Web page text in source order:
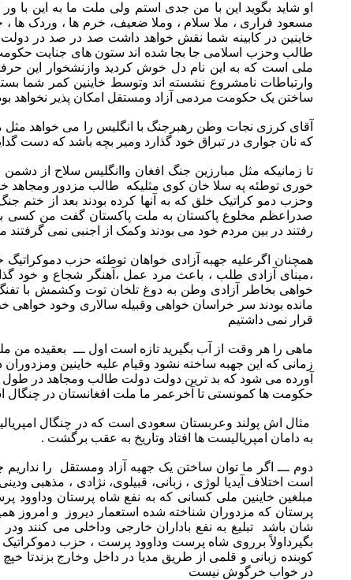
او شاید بگوید این با من جدی استم ولی ملت ما به این با
مسعود فراری ، ملا سلام ، وملا ضعیف، خرم ها ، وردک ها ،
خاینین در کابینه شما نقش خواهد داشت صد در صد در
طالب وحزب اسلامی جا بجا شده اند ستون های جنایت
ملی است که به این نام دل خوش کردید وازنشخوار این
وارتباطات نامشروع نشسته اند وتوسط خاینین کمر شما
ساختن یک حکومت مردمی آزاد ومستقل امکان پذیر نخواهد
آقای کرزی نجات وطن رهبرجنگ با انگلیس را می خواهد
که نان جواری در تبراق خود گذارد ومیر بچه باشد که دست
تا زمانیکه مثل مبارزین جنگ افغان واانگلیس سلاح از
خوری توطئه په سلا خان کوی مثلیکه طالب مزدور ومجاهد
وحزب دمو کراتیک خلق که به آنها کرده بودند بعد از
صدراعظم مخلوع پاکستان به ملت پاکستان گفت من کسی
رفتند در بین مردم خود می بودند وکمک از اجنبی نمی گرفتند
همچنان اگرعلیه جهبه آزادی خواهان توطئه حزب
،مینای آزادی طلب ، باعث مرد عمل ،آهنگر شجاع و خود
خواهی بخاطر آزادی وطن به دوغ تلخان توت وکشمش با تفنگ
مانده بودند سر خراسان خواهی وقبیله سالاری وخود
قرار نمی داشتیم
ماهی را هر وقت از آب بگیرید تازه است اول ـــ بعقیده من
زمانی که این جهبه ساخته نشود وقیام علیه خاینین
آورده می شود که بد ترین دولت دولت طالب ومجاهد در طول
حکومت ها کمونستی تا آخرعمر ما ملت افغانستان در چنگال
مثال اش پولند وعربستان سعودی است که در چنگال
به دامان امپریالیست ها افتاد وتاریخ به عقب برگشت .
دوم ـــ اگر ما توان ساختن یک جهبه آزاد ومستقل را
است اختلاف آیدیا لوژی ، زبانی، قبیلوی، نژادی ، مذهبی
مبلغین خاینین ملی کسانی که به نفع شاه پرستان
پرستان که مزدوران شناخته شده استعمار دیروز و امروز
شان باشد تبلیغ به نفع باداران خارجی وداخلی می کنند
بگیرداولاً برروی شاه پرست وداوود پرست ، حزب
کوبنده زبانی و قلمی از طریق مدیا در داخل وخارج بزندتا
در خواب خرگوش نیست